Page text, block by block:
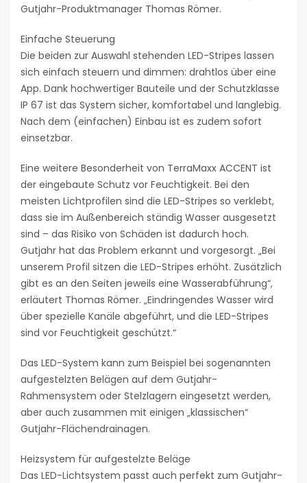
Gutjahr-Produktmanager Thomas Römer.
Einfache Steuerung
Die beiden zur Auswahl stehenden LED-Stripes lassen
sich einfach steuern und dimmen: drahtlos über eine
App. Dank hochwertiger Bauteile und der Schutzklasse
IP 67 ist das System sicher, komfortabel und langlebig.
Nach dem (einfachen) Einbau ist es zudem sofort
einsetzbar.
Eine weitere Besonderheit von TerraMaxx ACCENT ist
der eingebaute Schutz vor Feuchtigkeit. Bei den
meisten Lichtprofilen sind die LED-Stripes so verklebt,
dass sie im Außenbereich ständig Wasser ausgesetzt
sind – das Risiko von Schäden ist dadurch hoch.
Gutjahr hat das Problem erkannt und vorgesorgt. „Bei
unserem Profil sitzen die LED-Stripes erhöht. Zusätzlich
gibt es an den Seiten jeweils eine Wasserabführung“,
erläutert Thomas Römer. „Eindringendes Wasser wird
über spezielle Kanäle abgeführt, und die LED-Stripes
sind vor Feuchtigkeit geschützt.“
Das LED-System kann zum Beispiel bei sogenannten
aufgestelzten Belägen auf dem Gutjahr-
Rahmensystem oder Stelzlagern eingesetzt werden,
aber auch zusammen mit einigen „klassischen“
Gutjahr-Flächendrainagen.
Heizsystem für aufgestelzte Beläge
Das LED-Lichtsystem passt auch perfekt zum Gutjahr-